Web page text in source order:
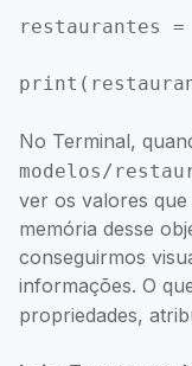
restaurantes
No Terminal,
modelos/
ver os valores
memória desse
conseguirmos
informações. O
propriedades,